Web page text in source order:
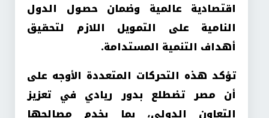
اقتصادية عالمية وضمان حصول الدول
النامية على التمويل اللازم لتحقيق
أهداف التنمية المستدامة.
تؤكد هذه التحركات المتعددة الأوجه على
أن مصر تضطلع بدور ريادي في تعزيز
التعاون الدولي، بما يخدم مصالحها